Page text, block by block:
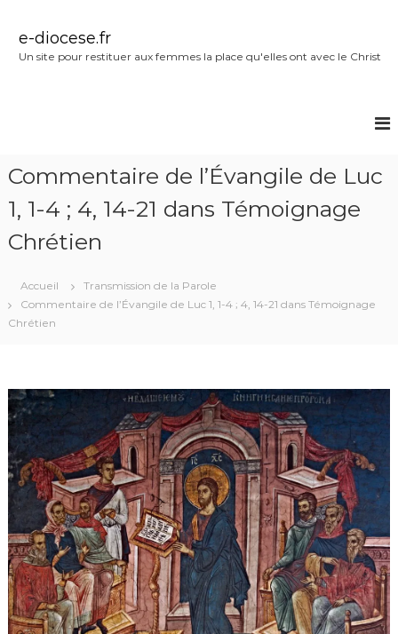
e-diocese.fr
Un site pour restituer aux femmes la place qu'elles ont avec le Christ
Commentaire de l’Évangile de Luc
1, 1-4 ; 4, 14-21 dans Témoignage
Chrétien
Accueil
Transmission de la Parole
Commentaire de l’Évangile de Luc 1, 1-4 ; 4, 14-21 dans Témoignage
Chrétien